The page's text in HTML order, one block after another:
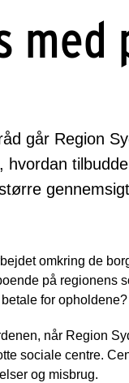
med
går Region
omkring de
på regionens
for opholdene?
når Region
sociale centre.
og misbrug.